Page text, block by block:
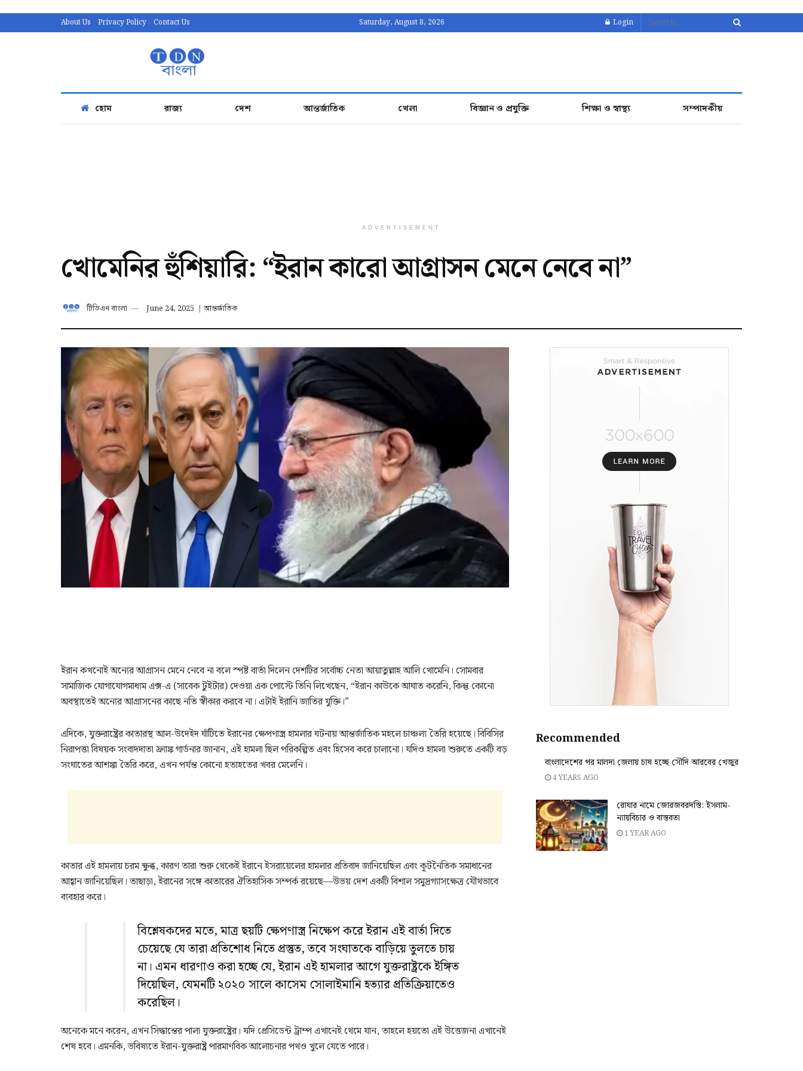
About Us Privacy Policy Contact Us Saturday, August 8, 2026 Login
হোম রাজ্য দেশ আন্তর্জাতিক খেলা বিজ্ঞান ও প্রযুক্তি শিক্ষা ও স্বাস্থ্য সম্পাদকীয়
ADVERTISEMENT
খোমেনির হুঁশিয়ারি: “ইরান কারো আগ্রাসন মেনে নেবে না”
টিডিএন বাংলা June 24, 2025 | আন্তর্জাতিক
ইরান কখনোই অন্যের আগ্রাসন মেনে নেবে না বলে স্পষ্ট বার্তা দিলেন দেশটির সর্বোচ্চ নেতা আয়াতুল্লাহ আলি খোমেনি। সোমবার
সামাজিক যোগাযোগমাধ্যম এক্স-এ (সাবেক টুইটার) দেওয়া এক পোস্টে তিনি লিখেছেন, “ইরান কাউকে আঘাত করেনি, কিন্তু কোনো
অবস্থাতেই অন্যের আগ্রাসনের কাছে নতি স্বীকার করবে না। এটাই ইরানি জাতির যুক্তি।”
এদিকে, যুক্তরাষ্ট্রের কাতারস্থ আল-উদেইদ ঘাঁটিতে ইরানের ক্ষেপণাস্ত্র হামলার ঘটনায় আন্তর্জাতিক মহলে চাঞ্চল্য তৈরি হয়েছে। বিবিসির
নিরাপত্তা বিষয়ক সংবাদদাতা ফ্র্যাঙ্ক গার্ডনার জানান, এই হামলা ছিল পরিকল্পিত এবং হিসেব করে চালানো। যদিও হামলা শুরুতে একটি বড়
সংঘাতের আশঙ্কা তৈরি করে, এখন পর্যন্ত কোনো হতাহতের খবর মেলেনি।
কাতার এই হামলায় চরম ক্ষুব্ধ, কারণ তারা শুরু থেকেই ইরানে ইসরায়েলের হামলার প্রতিবাদ জানিয়েছিল এবং কূটনৈতিক সমাধানের
আহ্বান জানিয়েছিল। তাছাড়া, ইরানের সঙ্গে কাতারের ঐতিহাসিক সম্পর্ক রয়েছে—উভয় দেশ একটি বিশাল সমুদ্রগ্যাসক্ষেত্র যৌথভাবে
ব্যবহার করে।
বিশ্লেষকদের মতে, মাত্র ছয়টি ক্ষেপণাস্ত্র নিক্ষেপ করে ইরান এই বার্তা দিতে
চেয়েছে যে তারা প্রতিশোধ নিতে প্রস্তুত, তবে সংঘাতকে বাড়িয়ে তুলতে চায়
না। এমন ধারণাও করা হচ্ছে যে, ইরান এই হামলার আগে যুক্তরাষ্ট্রকে ইঙ্গিত
দিয়েছিল, যেমনটি ২০২০ সালে কাসেম সোলাইমানি হত্যার প্রতিক্রিয়াতেও
করেছিল।
অনেকে মনে করেন, এখন সিদ্ধান্তের পালা যুক্তরাষ্ট্রের। যদি প্রেসিডেন্ট ট্রাম্প এখানেই থেমে যান, তাহলে হয়তো এই উত্তেজনা এখানেই
শেষ হবে। এমনকি, ভবিষ্যতে ইরান-যুক্তরাষ্ট্র পারমাণবিক আলোচনার পথও খুলে যেতে পারে।
Recommended
বাংলাদেশের পর মালদা জেলায় চাষ হচ্ছে সৌদি আরবের খেজুর
4 YEARS AGO
রোযার নামে জোরজবরদস্তি: ইসলাম-
ন্যায়বিচার ও বাস্তবতা
1 YEAR AGO